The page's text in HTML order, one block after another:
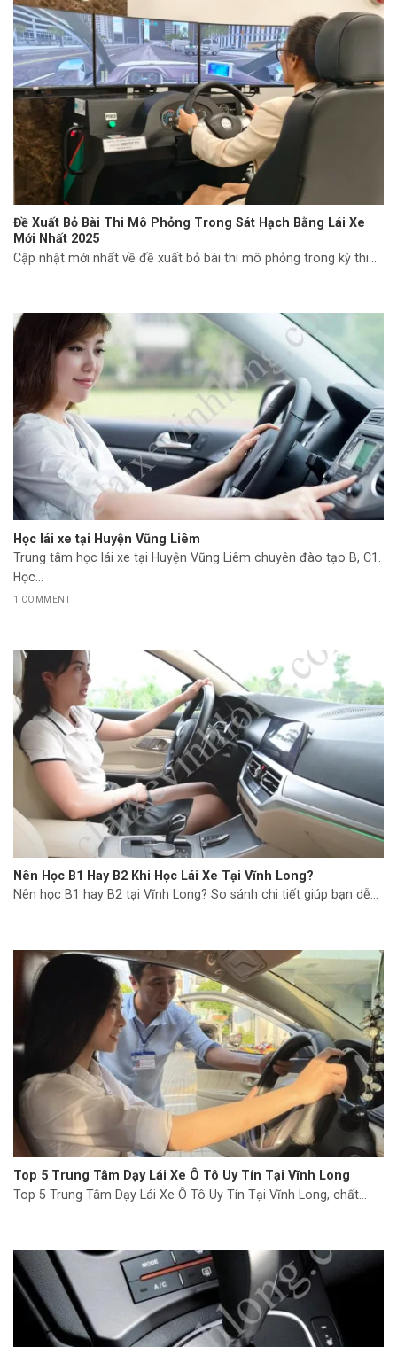
Đề Xuất Bỏ Bài Thi Mô Phỏng Trong Sát Hạch Bằng Lái Xe
Mới Nhất 2025
Cập nhật mới nhất về đề xuất bỏ bài thi mô phỏng trong kỳ thi...
Học lái xe tại Huyện Vũng Liêm
Trung tâm học lái xe tại Huyện Vũng Liêm chuyên đào tạo B, C1.
Học...
1 COMMENT
Nên Học B1 Hay B2 Khi Học Lái Xe Tại Vĩnh Long?
Nên học B1 hay B2 tại Vĩnh Long? So sánh chi tiết giúp bạn dễ...
Top 5 Trung Tâm Dạy Lái Xe Ô Tô Uy Tín Tại Vĩnh Long
Top 5 Trung Tâm Dạy Lái Xe Ô Tô Uy Tín Tại Vĩnh Long, chất...